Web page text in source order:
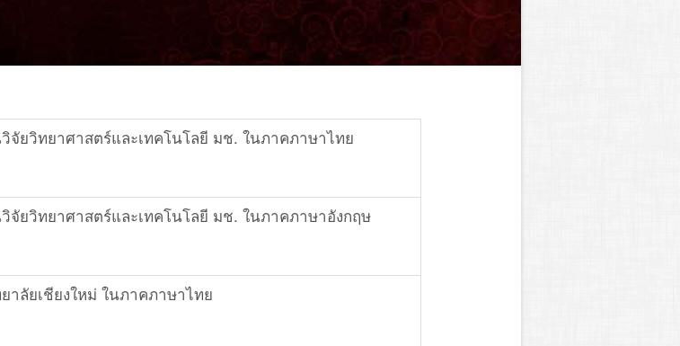
จัยวิทยาศาสตร์และเทคโนโลยี มช. ในภาคภาษาไทย
จัยวิทยาศาสตร์และเทคโนโลยี มช. ในภาคภาษาอังกฤษ
าลัยเชียงใหม่ ในภาคภาษาไทย